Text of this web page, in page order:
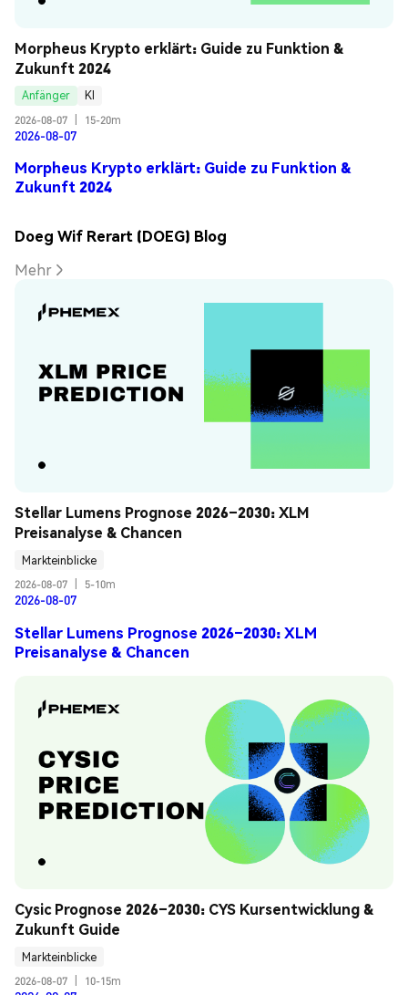
Morpheus Krypto erklärt: Guide zu Funktion &
Zukunft 2024
Anfänger
KI
2026-08-07
15-20m
2026-08-07
Morpheus Krypto erklärt: Guide zu Funktion &
Zukunft 2024
Doeg Wif Rerart (DOEG) Blog
Mehr
Stellar Lumens Prognose 2026–2030: XLM
Preisanalyse & Chancen
Markteinblicke
2026-08-07
5-10m
2026-08-07
Stellar Lumens Prognose 2026–2030: XLM
Preisanalyse & Chancen
Cysic Prognose 2026–2030: CYS Kursentwicklung &
Zukunft Guide
Markteinblicke
2026-08-07
10-15m